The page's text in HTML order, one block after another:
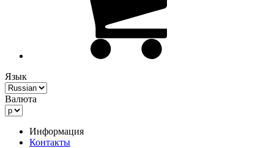
Язык
Валюта
Информация
Контакты